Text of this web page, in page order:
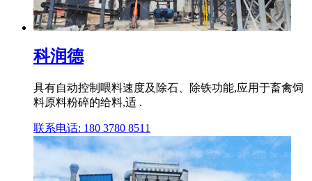
科润德
具有自动控制喂料速度及除石、除铁功能,应用于畜禽饲
料原料粉碎的给料,适 .
联系电话: 180 3780 8511